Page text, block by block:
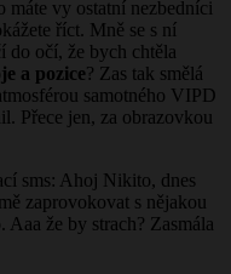
máte vy ostatní nezbedníci
říct. Mně se s ní
do očí, že bych chtěla
a pozice? Zas tak smělá
samotného VIPD
Přece jen, za obrazovkou
sms: Ahoj Nikito, dnes
zaprovokovat s nějakou
že by strach? Zasmála